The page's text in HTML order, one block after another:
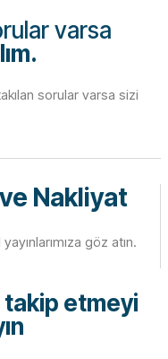
varsa
sorular varsa sizi
Nakliyat
göz atın.
takip etmeyi